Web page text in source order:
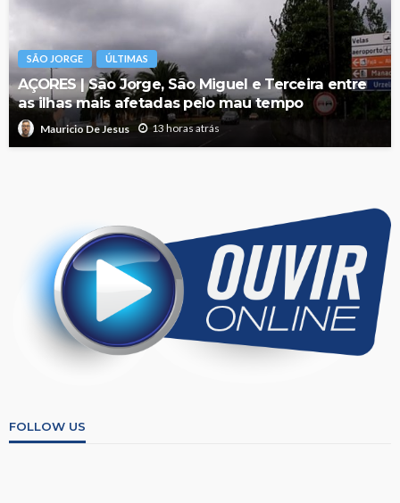
SÃO JORGE ÚLTIMAS
AÇORES | São Jorge, São Miguel e Terceira entre
as ilhas mais afetadas pelo mau tempo
Mauricio De Jesus 13 horas atrás
FOLLOW US